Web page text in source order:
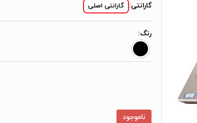
گارانتی: گارانتی اصلی
رنگ:
ناموجود